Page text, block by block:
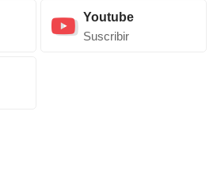
Youtube
Suscribir